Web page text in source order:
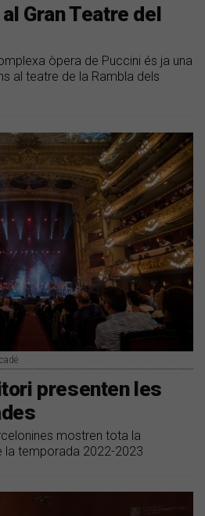
Gran Teatre del
òpera de Puccini és ja una
al teatre de la Rambla dels
presenten les
mostren tota la
temporada 2022-2023